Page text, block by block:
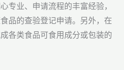
专业、申请流程的丰富经验，
品的查验登记申请。另外，在
各类食品可食用成分或包装的